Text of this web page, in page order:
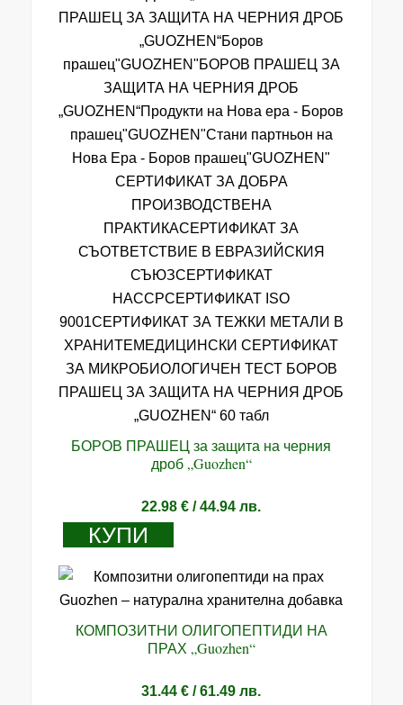
БОРОВ ПРАШЕЦ за защита на черния
дроб „Guozhen“
22.98€ / 44.94 лв.
КУПИ
КОМПОЗИТНИ ОЛИГОПЕПТИДИ НА
ПРАХ „Guozhen“
31.44€ / 61.49 лв.